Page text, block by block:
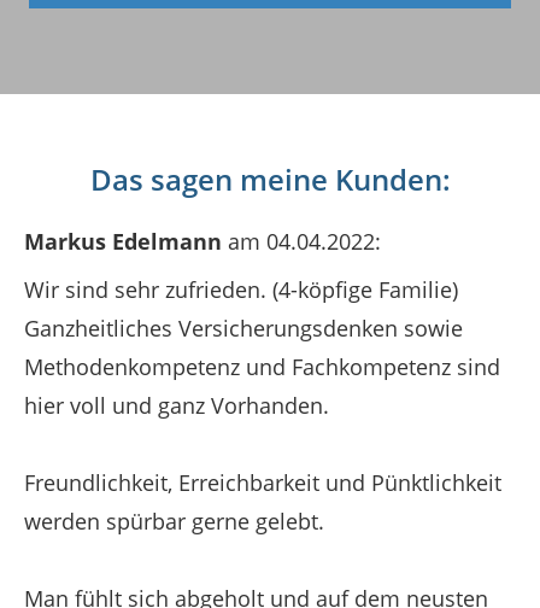
Das sagen meine Kunden:
Markus Edelmann am 04.04.2022:
Wir sind sehr zufrieden. (4-köpfige Familie)
Ganzheitliches Versicherungsdenken sowie
Methodenkompetenz und Fachkompetenz sind
hier voll und ganz Vorhanden.
Freundlichkeit, Erreichbarkeit und Pünktlichkeit
werden spürbar gerne gelebt.
Man fühlt sich abgeholt und auf dem neusten